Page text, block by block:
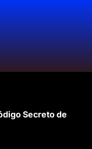
Secreto de